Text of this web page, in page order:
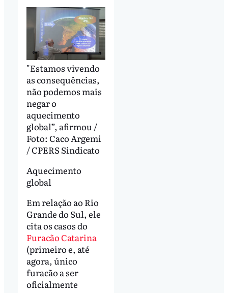
"Estamos vivendo
as consequências,
não podemos mais
negar o
aquecimento
global”, afirmou /
Foto: Caco Argemi
/ CPERS Sindicato
Aquecimento
global
Em relação ao Rio
Grande do Sul, ele
cita os casos do
Furacão Catarina
(primeiro e, até
agora, único
furacão a ser
oficialmente